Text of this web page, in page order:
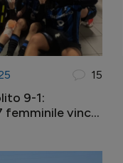
15
9-1:
femminile vince